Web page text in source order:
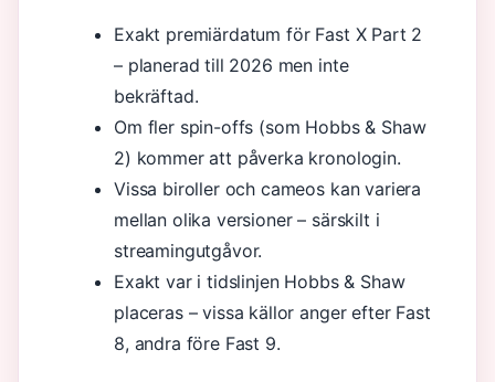
Exakt premiärdatum för Fast X Part 2
– planerad till 2026 men inte
bekräftad.
Om fler spin-offs (som Hobbs & Shaw
2) kommer att påverka kronologin.
Vissa biroller och cameos kan variera
mellan olika versioner – särskilt i
streamingutgåvor.
Exakt var i tidslinjen Hobbs & Shaw
placeras – vissa källor anger efter Fast
8, andra före Fast 9.